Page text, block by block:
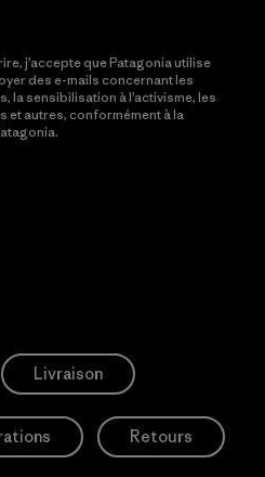
j’accepte que Patagonia utilise
des e-mails concernant les
sensibilisation à l’activisme, les
et autres, conformément à la
Livraison
Retours